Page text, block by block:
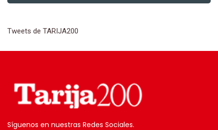
Tweets de TARIJA200
Síguenos en nuestras Redes Sociales.